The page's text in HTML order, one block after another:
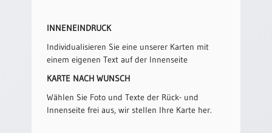
Einzelposter
INNENEINDRUCK
Individualisieren Sie eine unserer Karten mit
einem eigenen Text auf der Innenseite
KARTE NACH WUNSCH
Wählen Sie Foto und Texte der Rück- und
Innenseite frei aus, wir stellen Ihre Karte her.